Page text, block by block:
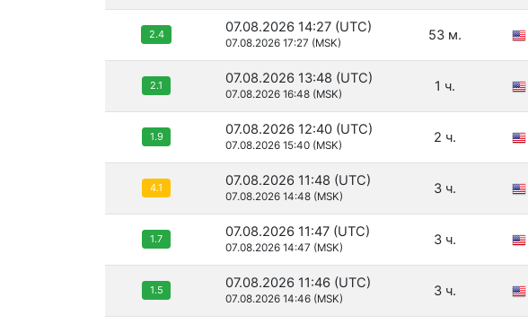
2.4 07.08.2026 14:27 (UTC)
07.08.2026 17:27 (MSK) 53 м.
2.1 07.08.2026 13:48 (UTC)
07.08.2026 16:48 (MSK) 1 ч.
1.9 07.08.2026 12:40 (UTC)
07.08.2026 15:40 (MSK) 2 ч.
4.1 07.08.2026 11:48 (UTC)
07.08.2026 14:48 (MSK) 3 ч.
1.7 07.08.2026 11:47 (UTC)
07.08.2026 14:47 (MSK) 3 ч.
1.5 07.08.2026 11:46 (UTC)
07.08.2026 14:46 (MSK) 3 ч.